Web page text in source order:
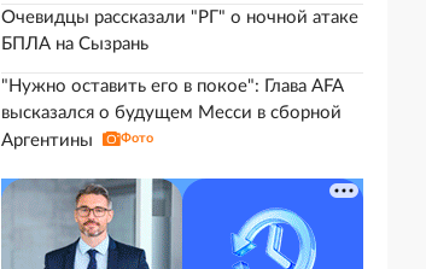
Очевидцы рассказали "РГ" о ночной атаке
БПЛА на Сызрань
"Нужно оставить его в покое": Глава AFA
высказался о будущем Месси в сборной
Аргентины
Фото